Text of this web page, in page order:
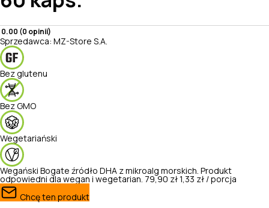
0.00 (0 opinii)
Sprzedawca: MZ-Store S.A.
Bez glutenu
Bez GMO
Wegetariański
Wegański Bogate źródło DHA z mikroalg morskich. Produkt
odpowiedni dla wegan i wegetarian. 79,90 zł 1,33 zł / porcja
Chcę ten produkt